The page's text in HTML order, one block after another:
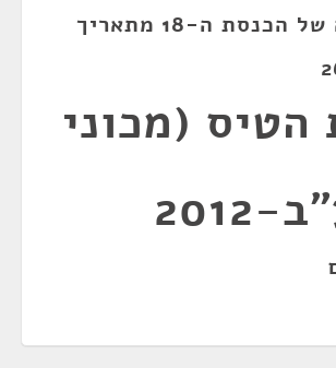
ישיבת ועדה של הכנסת ה-18 מתאריך
הטיס (מכוני